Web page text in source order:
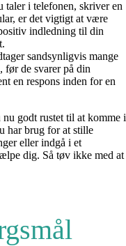
taler i telefonen, skriver en
er det vigtigt at være
indledning til din
sandsynligvis mange
før de svarer på din
en respons inden for en
godt rustet til at komme i
har brug for at stille
eller indgå i et
dig. Så tøv ikke med at